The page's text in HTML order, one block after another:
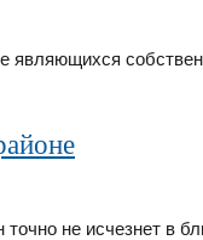
являющихся
точно не исчезнет в